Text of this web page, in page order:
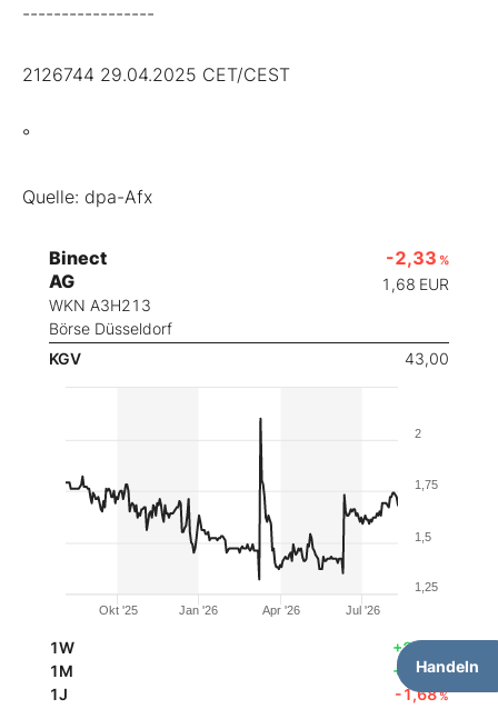
-----------------
2126744 29.04.2025 CET/CEST
°
Quelle: dpa-Afx
Binect
AG
WKN A3H213
Börse Düsseldorf
-2,33 %
1,68 EUR
KGV 43,00
Handeln
Okt '25 Jan '26 Apr '26 Jul '26
1,25
1,5
1,75
2
1W +2,33
1M +9,32%
1J -1,68%